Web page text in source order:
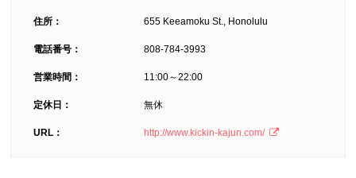
住所： 655 Keeamoku St., Honolulu
電話番号： 808-784-3993
営業時間： 11:00～22:00
定休日： 無休
URL： http://www.kickin-kajun.com/